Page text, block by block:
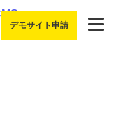
デモサイト申請